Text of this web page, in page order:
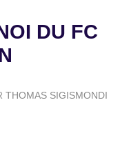
DU FC
THOMAS SIGISMONDI